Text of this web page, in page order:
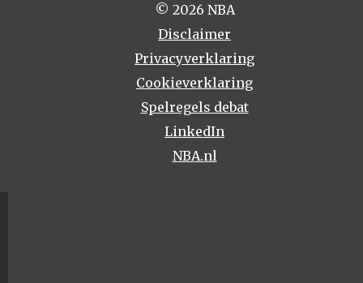
© 2026 NBA
Disclaimer
Privacyverklaring
Cookieverklaring
Spelregels debat
LinkedIn
NBA.nl